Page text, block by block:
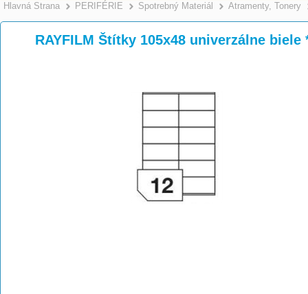
Hlavná Strana >
PERIFÉRIE >
Spotrebný Materiál >
Atramenty, Tonery
RAYFILM Štítky 105x48 univerzálne biele